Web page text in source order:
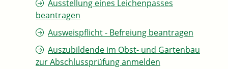
Ausstellung eines Leichenpasses
beantragen
Ausweispflicht - Befreiung beantragen
Auszubildende im Obst- und Gartenbau
zur Abschlussprüfung anmelden